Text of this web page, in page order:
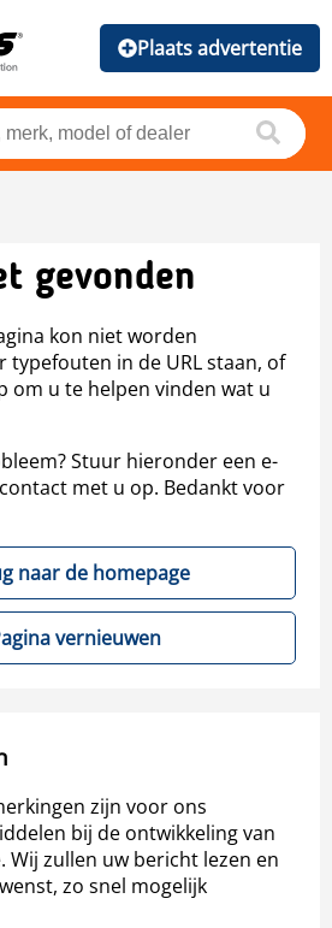
Plaats advertentie
gevonden
kon niet worden
typefouten in de URL staan, of
om u te helpen vinden wat u
Stuur hieronder een e-
met u op. Bedankt voor
naar de homepage
vernieuwen
zijn voor ons
bij de ontwikkeling van
Wij zullen uw bericht lezen en
zo snel mogelijk